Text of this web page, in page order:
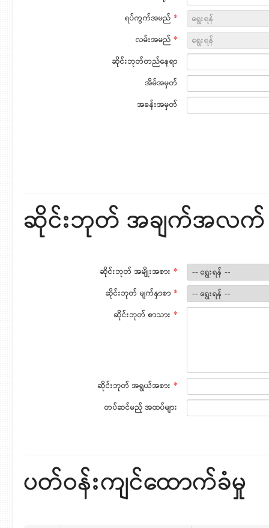
ရပ်ကွက်အမည် *
လမ်းအမည် *
ဆိုင်းဘုတ်တည်နေရာ
အိမ်အမှတ်
အခန်းအမှတ်
ဆိုင်းဘုတ် အချက်အလက်
ဆိုင်းဘုတ် အမျိုးအစား *
ဆိုင်းဘုတ် မျက်နှာစာ *
ဆိုင်းဘုတ် စာသား *
ဆိုင်းဘုတ် အရွယ်အစား *
တပ်ဆင်မည့် အထပ်များ
ပတ်ဝန်းကျင်ထောက်ခံမှု